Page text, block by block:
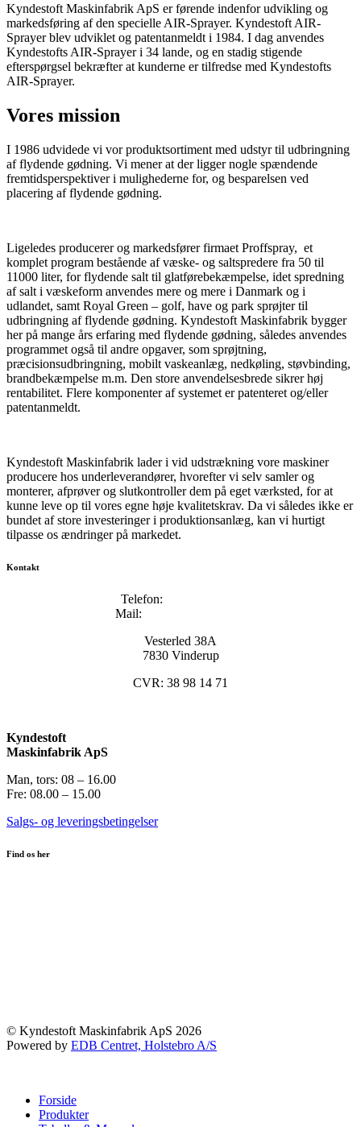
Kyndestoft Maskinfabrik ApS er førende indenfor udvikling og
markedsføring af den specielle AIR-Sprayer. Kyndestoft AIR-
Sprayer blev udviklet og patentanmeldt i 1984. I dag anvendes
Kyndestofts AIR-Sprayer i 34 lande, og en stadig stigende
efterspørgsel bekræfter at kunderne er tilfredse med Kyndestofts
AIR-Sprayer.
Vores mission
I 1986 udvidede vi vor produktsortiment med udstyr til udbringning
af flydende gødning. Vi mener at der ligger nogle spændende
fremtidsperspektiver i mulighederne for, og besparelsen ved
placering af flydende gødning.
Ligeledes producerer og markedsfører firmaet Proffspray, et
komplet program bestående af væske- og saltspredere fra 50 til
11000 liter, for flydende salt til glatførebekæmpelse, idet spredning
af salt i væskeform anvendes mere og mere i Danmark og i
udlandet, samt Royal Green – golf, have og park sprøjter til
udbringning af flydende gødning. Kyndestoft Maskinfabrik bygger
her på mange års erfaring med flydende gødning, således anvendes
programmet også til andre opgaver, som sprøjtning,
præcisionsudbringning, mobilt vaskeanlæg, nedkøling, støvbinding,
brandbekæmpelse m.m. Den store anvendelsesbrede sikrer høj
rentabilitet. Flere komponenter af systemet er patenteret og/eller
patentanmeldt.
Kyndestoft Maskinfabrik lader i vid udstrækning vore maskiner
producere hos underleverandører, hvorefter vi selv samler og
monterer, afprøver og slutkontroller dem på eget værksted, for at
kunne leve op til vores egne høje kvalitetskrav. Da vi således ikke er
bundet af store investeringer i produktionsanlæg, kan vi hurtigt
tilpasse os ændringer på markedet.
Kontakt
Telefon:
Mail:
Vesterled 38A
7830 Vinderup
CVR: 38 98 14 71
Kyndestoft
Maskinfabrik ApS
Man, tors: 08 – 16.00
Fre: 08.00 – 15.00
Salgs- og leveringsbetingelser
Find os her
© Kyndestoft Maskinfabrik ApS 2026
Powered by EDB Centret, Holstebro A/S
Forside
Produkter